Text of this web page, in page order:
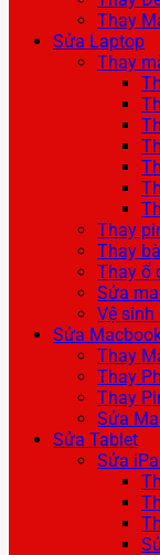
Thay
Sửa Laptop
Thay
Thay
Thay
Thay ổ
Sửa
Vệ
Sửa
Thay
Thay
Thay
Sửa
Sửa Tablet
Sửa